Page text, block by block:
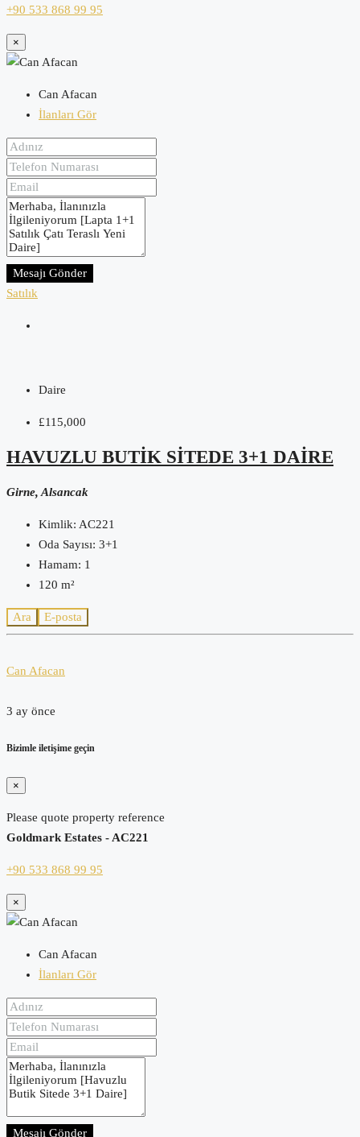
+90 533 868 99 95
×
Can Afacan
İlanları Gör
Mesajı Gönder
Satılık
Daire
£115,000
HAVUZLU BUTIK SITEDE 3+1 DAIRE
Girne, Alsancak
Kimlik: AC221
Oda Sayısı: 3+1
Hamam: 1
120 m²
Ara E-posta
Can Afacan
3 ay önce
Bizimle iletişime geçin
×
Please quote property reference
Goldmark Estates - AC221
+90 533 868 99 95
×
Can Afacan
İlanları Gör
Mesajı Gönder